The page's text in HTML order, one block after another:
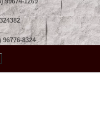
96776-8324